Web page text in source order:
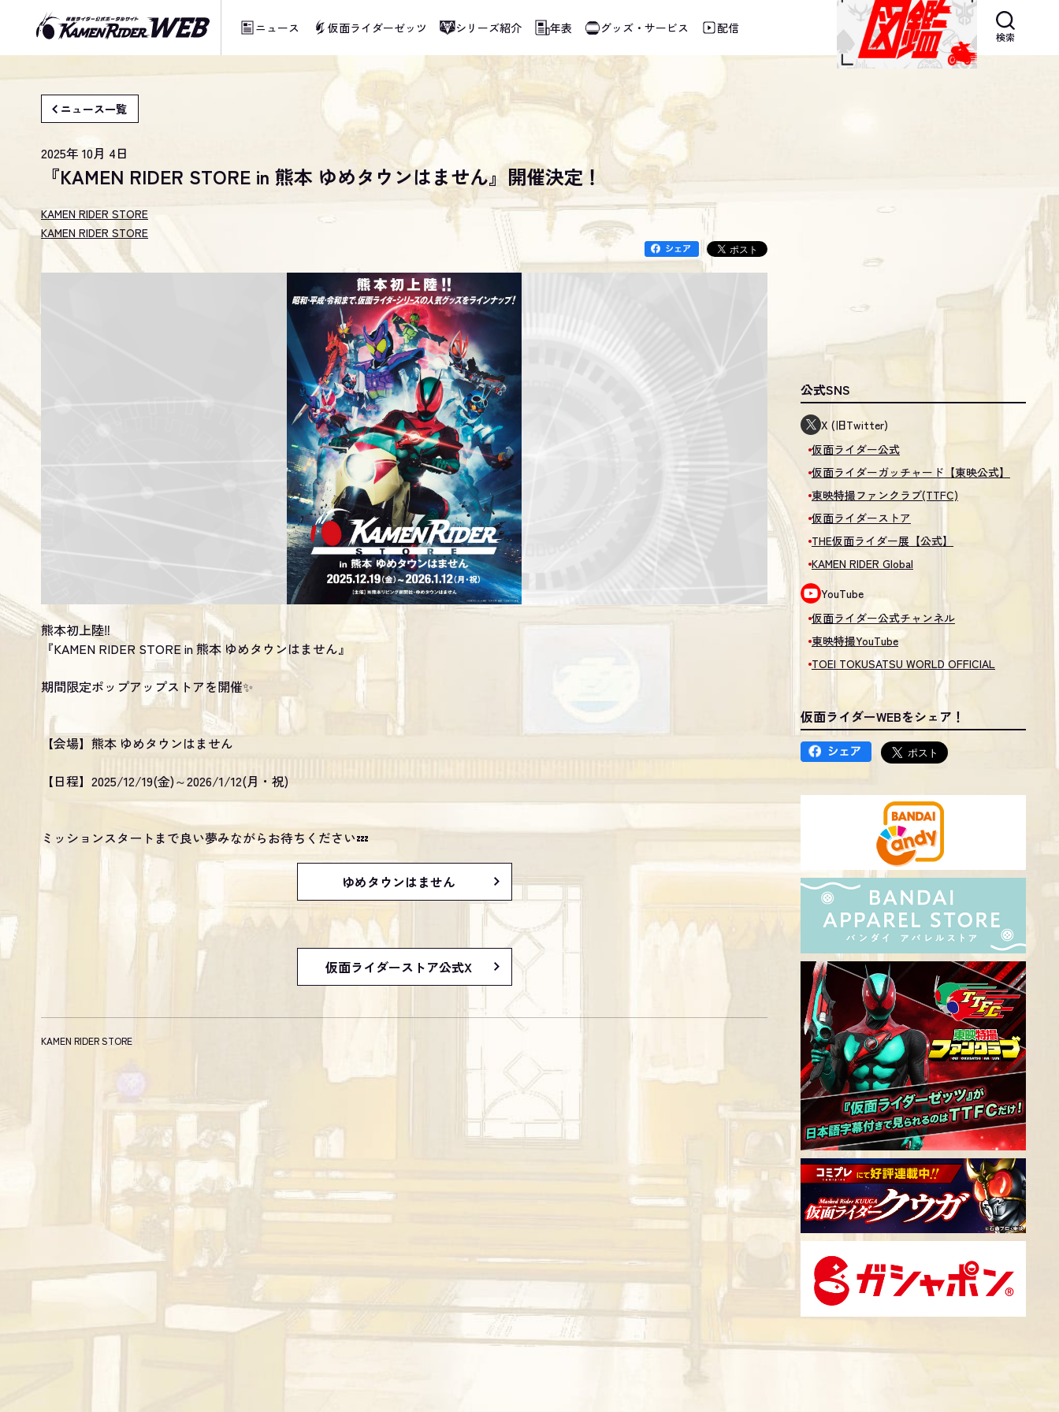
ニュース 仮面ライダーゼッツ シリーズ紹介 年表 グッズ・サービス 配信
検索
ニュース一覧
2025年 10月 4日
『KAMEN RIDER STORE in 熊本 ゆめタウンはません』開催決定！
KAMEN RIDER STORE
KAMEN RIDER STORE
熊本初上陸‼️
『KAMEN RIDER STORE in 熊本 ゆめタウンはません』
期間限定ポップアップストアを開催✨
【会場】熊本 ゆめタウンはません
【日程】2025/12/19(金)～2026/1/12(月・祝)
ミッションスタートまで良い夢みながらお待ちください💤
ゆめタウンはません
仮面ライダーストア公式X
KAMEN RIDER STORE
公式SNS
X (旧Twitter)
仮面ライダー公式
仮面ライダーガッチャード【東映公式】
東映特撮ファンクラブ(TTFC)
仮面ライダーストア
THE仮面ライダー展【公式】
KAMEN RIDER Global
YouTube
仮面ライダー公式チャンネル
東映特撮YouTube
TOEI TOKUSATSU WORLD OFFICIAL
仮面ライダーWEBをシェア！